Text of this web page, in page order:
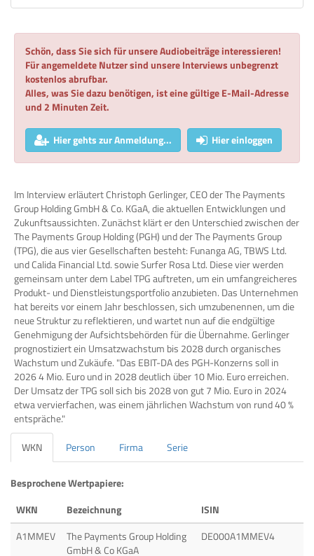
Schön, dass Sie sich für unsere Audiobeiträge interessieren!
Für angemeldete Nutzer sind unsere Interviews unbegrenzt
kostenlos abrufbar.
Alles, was Sie dazu benötigen, ist eine gültige E-Mail-Adresse
und 2 Minuten Zeit.
Hier gehts zur Anmeldung... Hier einloggen
Im Interview erläutert Christoph Gerlinger, CEO der The Payments
Group Holding GmbH & Co. KGaA, die aktuellen Entwicklungen und
Zukunftsaussichten. Zunächst klärt er den Unterschied zwischen der
The Payments Group Holding (PGH) und der The Payments Group
(TPG), die aus vier Gesellschaften besteht: Funanga AG, TBWS Ltd.
und Calida Financial Ltd. sowie Surfer Rosa Ltd. Diese vier werden
gemeinsam unter dem Label TPG auftreten, um ein umfangreicheres
Produkt- und Dienstleistungsportfolio anzubieten. Das Unternehmen
hat bereits vor einem Jahr beschlossen, sich umzubenennen, um die
neue Struktur zu reflektieren, und wartet nun auf die endgültige
Genehmigung der Aufsichtsbehörden für die Übernahme. Gerlinger
prognostiziert ein Umsatzwachstum bis 2028 durch organisches
Wachstum und Zukäufe. "Das EBIT-DA des PGH-Konzerns soll in
2026 4 Mio. Euro und in 2028 deutlich über 10 Mio. Euro erreichen.
Der Umsatz der TPG soll sich bis 2028 von gut 7 Mio. Euro in 2024
etwa vervierfachen, was einem jährlichen Wachstum von rund 40 %
entspräche."
WKN
Person Firma Serie
Besprochene Wertpapiere:
WKN
Bezeichnung
ISIN
A1MMEV
The Payments Group Holding
GmbH & Co KGaA
DE000A1MMEV4